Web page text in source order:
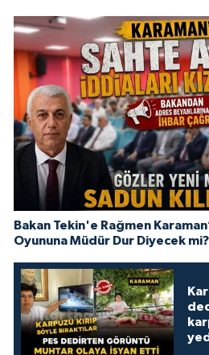
Bakan Tekin'e Rağmen
Oyununa Müdür Dur Diyecek mi?